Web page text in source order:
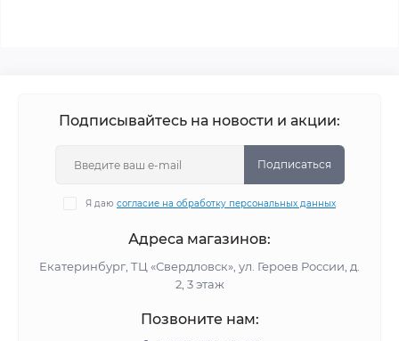
Подписывайтесь на новости и акции:
Подписаться
Я даю согласие на обработку персональных данных
Адреса магазинов:
Екатеринбург, ТЦ «Свердловск», ул. Героев России, д.
2, 3 этаж
Позвоните нам: